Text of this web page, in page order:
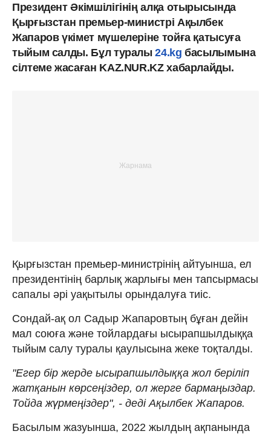
Президент Әкімшілігінің алқа отырысында
Қырғызстан премьер-министрі Ақылбек
Жапаров үкімет мүшелеріне тойға қатысуға
тыйым салды. Бұл туралы24.kg басылымына
сілтеме жасаған KAZ.NUR.KZ хабарлайды.
Қырғызстан премьер-министрінің айтуынша, ел
президентінің барлық жарлығы мен тапсырмасы
сапалы әрі уақытылы орындалуға тиіс.
Сондай-ақ ол Садыр Жапаровтың бұған дейін
мал союға және тойлардағы ысырапшылдыққа
тыйым салу туралы қаулысына жеке тоқталды.
"Егер бір жерде ысырапшылдыққа жол беріліп
жатқанын көрсеңіздер, ол жерге бармаңыздар.
Тойда жүрмеңіздер", - деді Ақылбек Жапаров.
Басылым жазуынша, 2022 жылдың ақпанында